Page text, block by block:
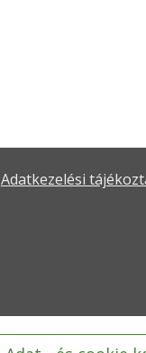
Adatkezelési